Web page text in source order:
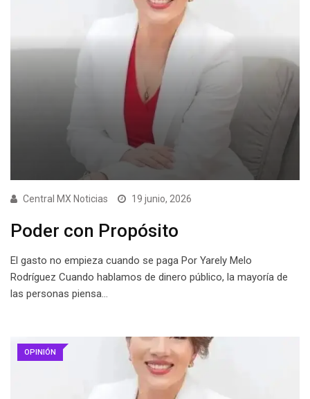
Central MX Noticias 19 junio, 2026
Poder con Propósito
El gasto no empieza cuando se paga Por Yarely Melo
Rodríguez Cuando hablamos de dinero público, la mayoría de
las personas piensa…
OPINIÓN